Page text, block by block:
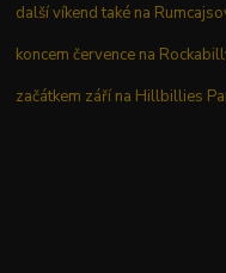
další víkend také na
koncem července na
začátkem září na Hillbillies